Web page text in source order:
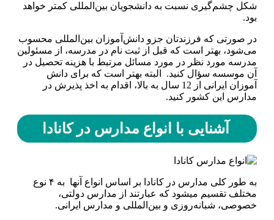
‌شکل چشم‌گیری نسبت به دانشجویان بین‌المللی کمتر خواهد
بود.
در صورتی که فرزندتان جزو دانش‌آموزان بین‌المللی محسوب
می‌شود، بهتر است که قبل از ثبت نام در مدرسه، از مسئولین
مدرسه مورد نظر در مورد مسائل مرتبط با هزینه تحصیل در
آن موسسه سؤال کنید. البته بهتر است که برای دانش
آموزان ایرانی از 12 سال به بالا، اقدام به اخذ پذیرش در
مدارس این کشور کنید.
آشنایی با انواع مدارس در کانادا
به طور کلی مدارس در کانادا بر اساس انواع آنها به ۴ نوع
مختلف تقسیم می­شود که عبارتند از مدارس دولتی،
خصوصی، شبانه‌روزی و بین‌المللی و مدارس ایرانی.